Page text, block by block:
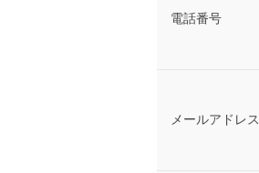
電話番号
メールアドレス